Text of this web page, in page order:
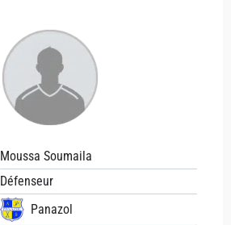
Moussa Soumaila
Défenseur
Panazol